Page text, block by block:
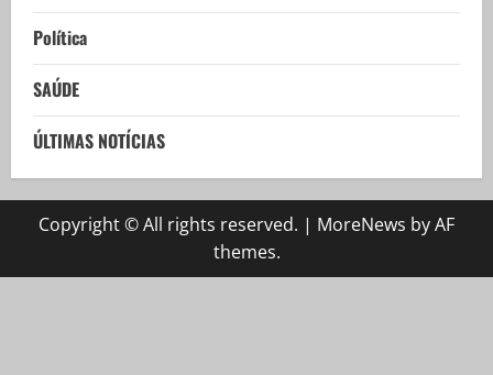
Política
SAÚDE
ÚLTIMAS NOTÍCIAS
Copyright © All rights reserved. | MoreNews by AF
themes.